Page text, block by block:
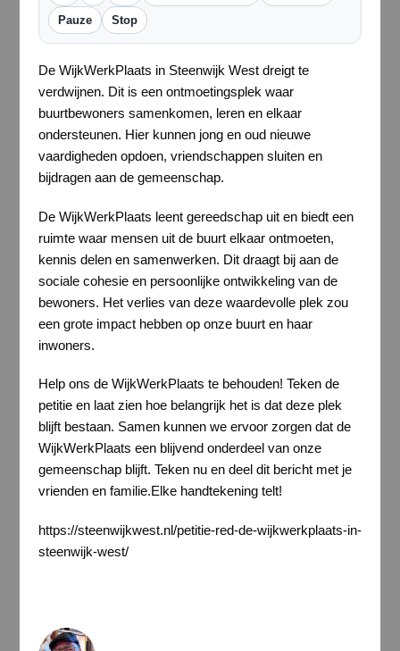
Pauze Stop
De WijkWerkPlaats in Steenwijk West dreigt te
verdwijnen. Dit is een ontmoetingsplek waar
buurtbewoners samenkomen, leren en elkaar
ondersteunen. Hier kunnen jong en oud nieuwe
vaardigheden opdoen, vriendschappen sluiten en
bijdragen aan de gemeenschap.
De WijkWerkPlaats leent gereedschap uit en biedt een
ruimte waar mensen uit de buurt elkaar ontmoeten,
kennis delen en samenwerken. Dit draagt bij aan de
sociale cohesie en persoonlijke ontwikkeling van de
bewoners. Het verlies van deze waardevolle plek zou
een grote impact hebben op onze buurt en haar
inwoners.
Help ons de WijkWerkPlaats te behouden! Teken de
petitie en laat zien hoe belangrijk het is dat deze plek
blijft bestaan. Samen kunnen we ervoor zorgen dat de
WijkWerkPlaats een blijvend onderdeel van onze
gemeenschap blijft. Teken nu en deel dit bericht met je
vrienden en familie.Elke handtekening telt!
https://steenwijkwest.nl/petitie-red-de-wijkwerkplaats-in-
steenwijk-west/